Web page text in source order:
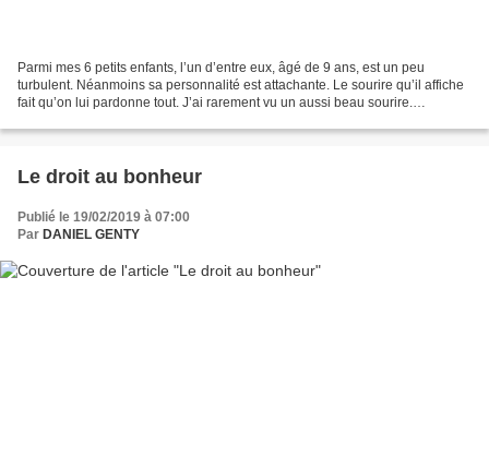
Parmi mes 6 petits enfants, l’un d’entre eux, âgé de 9 ans, est un peu
turbulent. Néanmoins sa personnalité est attachante. Le sourire qu’il affiche
fait qu’on lui pardonne tout. J’ai rarement vu un aussi beau sourire.
Le droit au bonheur
Publié le 19/02/2019 à 07:00
Par DANIEL GENTY